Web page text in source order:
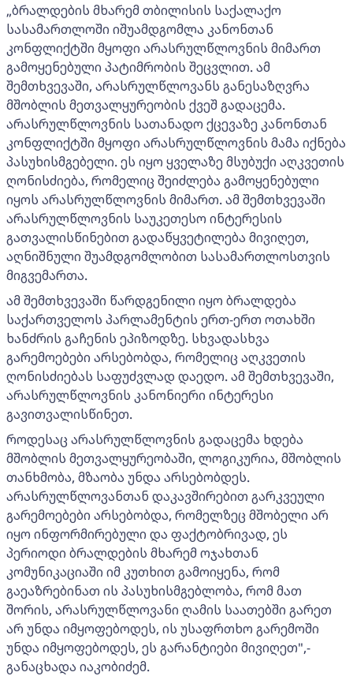
„ბრალდების მხარემ თბილისის საქალაქო
სასამართლოში იშუამდგომლა კანონთან
კონფლიქტში მყოფი არასრულწლოვნის მიმართ
გამოყენებული პატიმრობის შეცვლით. ამ
შემთხვევაში, არასრულწლოვანს განესაზღვრა
მშობლის მეთვალყურეობის ქვეშ გადაცემა.
არასრულწლოვნის სათანადო ქცევაზე კანონთან
კონფლიქტში მყოფი არასრულწლოვნის მამა იქნება
პასუხისმგებელი. ეს იყო ყველაზე მსუბუქი აღკვეთის
ღონისძიება, რომელიც შეიძლება გამოყენებული
იყოს არასრულწლოვნის მიმართ. ამ შემთხვევაში
არასრულწლოვნის საუკეთესო ინტერესის
გათვალისწინებით გადაწყვეტილება მივიღეთ,
აღნიშნული შუამდგომლობით სასამართლოსთვის
მიგვემართა.
ამ შემთხვევაში წარდგენილი იყო ბრალდება
საქართველოს პარლამენტის ერთ-ერთ ოთახში
ხანძრის გაჩენის ეპიზოდზე. სხვადასხვა
გარემოებები არსებობდა, რომელიც აღკვეთის
ღონისძიებას საფუძვლად დაედო. ამ შემთხვევაში,
არასრულწლოვნის კანონიერი ინტერესი
გავითვალისწინეთ.
როდესაც არასრულწლოვნის გადაცემა ხდება
მშობლის მეთვალყურეობაში, ლოგიკურია, მშობლის
თანხმობა, მზაობა უნდა არსებობდეს.
არასრულწლოვანთან დაკავშირებით გარკვეული
გარემოებები არსებობდა, რომელზეც მშობელი არ
იყო ინფორმირებული და ფაქტობრივად, ეს
პერიოდი ბრალდების მხარემ ოჯახთან
კომუნიკაციაში იმ კუთხით გამოიყენა, რომ
გაეაზრებინათ ის პასუხისმგებლობა, რომ მათ
შორის, არასრულწლოვანი ღამის საათებში გარეთ
არ უნდა იმყოფებოდეს, ის უსაფრთხო გარემოში
უნდა იმყოფებოდეს, ეს გარანტიები მივიღეთ",-
განაცხადა იაკობიძემ.